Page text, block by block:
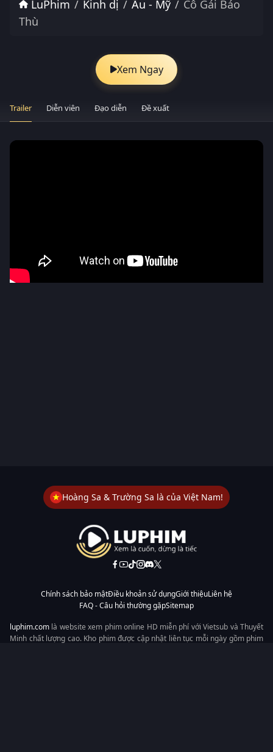
LuPhim Kinh dị Âu - Mỹ
Cô Gái Báo
Thù
Xem Ngay
Trailer Diễn viên Đạo diễn Đề xuất
Hoàng Sa & Trường Sa là của Việt Nam!
Chính sách bảo mậtĐiều khoản sử dụngGiới thiệuLiên hệ
FAQ - Câu hỏi thường gặpSitemap
luphim.com là website xem phim online HD miễn phí với Vietsub và Thuyết
Minh chất lượng cao. Kho phim được cập nhật liên tục mỗi ngày gồm phim